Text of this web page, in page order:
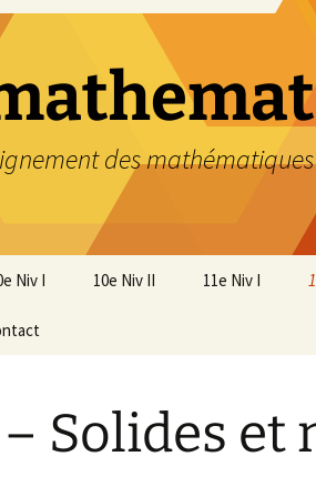
des mathématiques
Niv I
– Nombres
NO – Puissances et
10e Niv II
3. RS – Recherche et
11e Niv I
3. GM Lignes
– Solides et